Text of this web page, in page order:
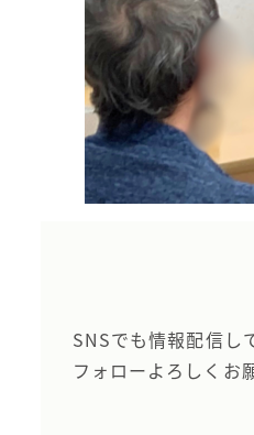
SNSでも情報配信し
フォローよろしくお